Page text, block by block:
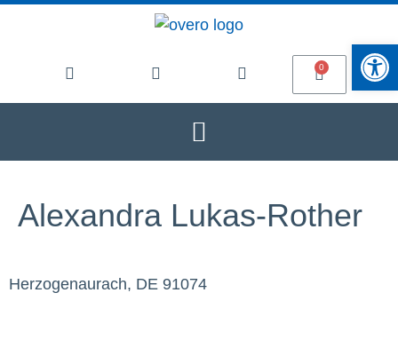
Alexandra Lukas-Rother
Herzogenaurach, DE 91074